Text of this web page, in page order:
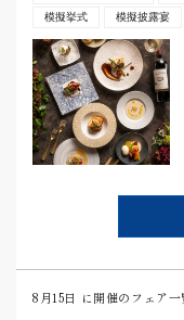
模擬挙式
模擬披露宴
8月15日 に開催のフェア